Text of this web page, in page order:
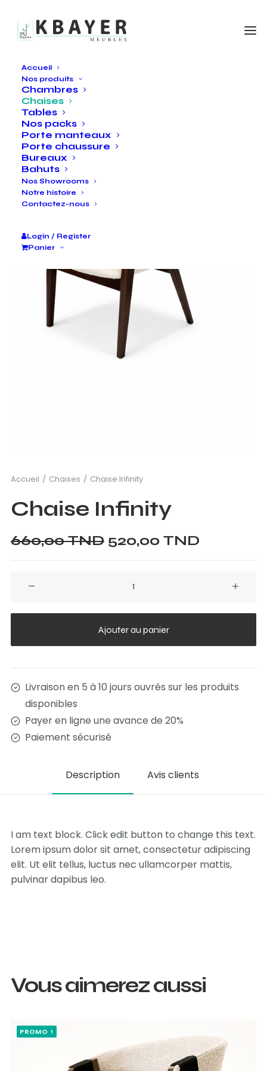
Accueil
Nos produits
Chambres
Chaises
Tables
Nos packs
Porte manteaux
Porte chaussure
Bureaux
Bahuts
Nos Showrooms
Notre histoire
Contactez-nous
Login / Register
Panier
Accueil Chaises Chaise Infinity
Chaise Infinity
660,00TND Le
était :
520,00 TND
Chaise
Ajouter au panier
Livraison en 5 à 10 jours ouvrés sur les produits
disponibles
Payer en ligne une avance de 20%
Paiement sécurisé
Description Avis clients
I am text block. Click edit button to change this text.
Lorem ipsum dolor sit amet, consectetur adipiscing
elit. Ut elit tellus, luctus nec ullamcorper mattis,
pulvinar dapibus leo.
Vous aimerez aussi
PROMO !